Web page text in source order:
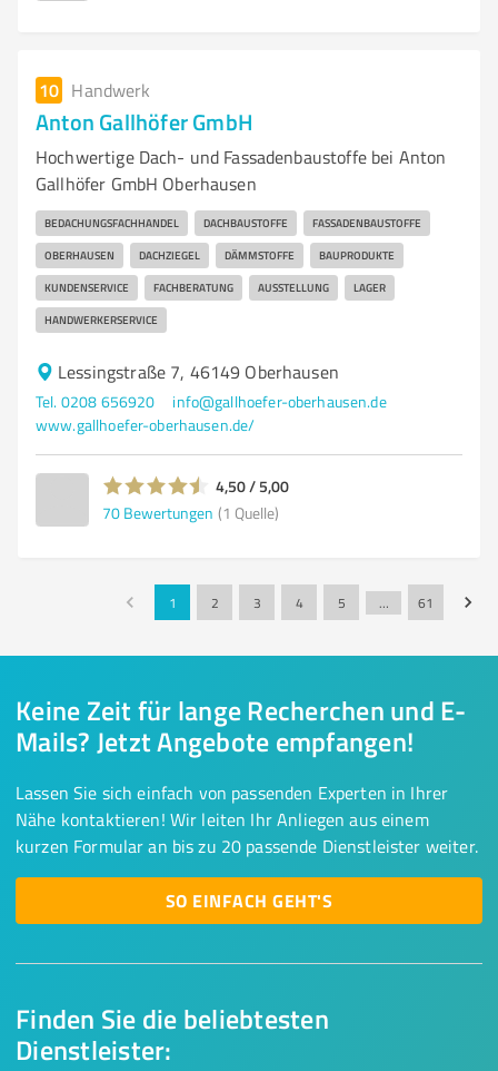
10 Handwerk
Anton Gallhöfer GmbH
Hochwertige Dach- und Fassadenbaustoffe bei Anton
Gallhöfer GmbH Oberhausen
BEDACHUNGSFACHHANDEL DACHBAUSTOFFE FASSADENBAUSTOFFE
OBERHAUSEN DACHZIEGEL DÄMMSTOFFE BAUPRODUKTE
KUNDENSERVICE FACHBERATUNG AUSSTELLUNG LAGER
HANDWERKERSERVICE
Lessingstraße 7, 46149 Oberhausen
Tel. 0208 656920
info@gallhoefer-oberhausen.de
www.gallhoefer-oberhausen.de/
4,50 / 5,00
70 Bewertungen (1 Quelle)
1 2 3 4 5 … 61
Finden Sie die beliebtesten
Dienstleister:
Keine Zeit für lange Recherchen und E-
Mails? Jetzt Angebote empfangen!
Lassen Sie sich einfach von passenden Experten in Ihrer
Nähe kontaktieren! Wir leiten Ihr Anliegen aus einem
kurzen Formular an bis zu 20 passende Dienstleister weiter.
SO EINFACH GEHT'S